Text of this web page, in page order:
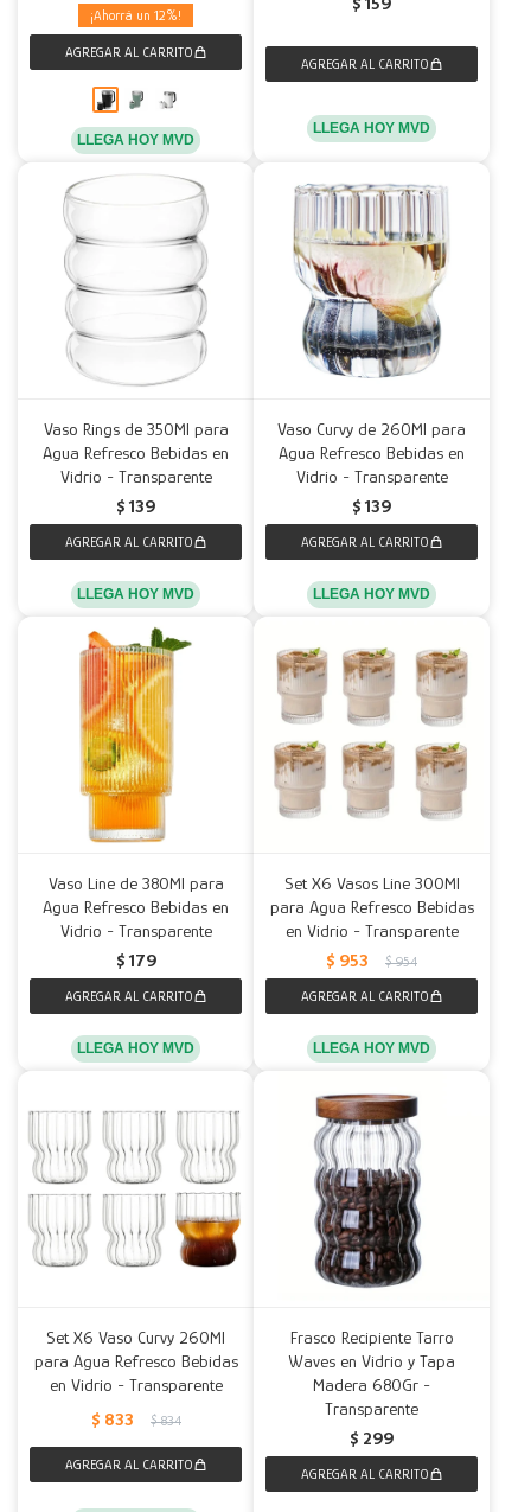
12
LLEGA HOY MVD
LLEGA HOY MVD
Vaso Rings de 350Ml para
Agua Refresco Bebidas en
Vidrio - Transparente
$ 139
LLEGA HOY MVD
Vaso Curvy de 260Ml para
Agua Refresco Bebidas en
Vidrio - Transparente
$ 139
LLEGA HOY MVD
Vaso Line de 380Ml para
Agua Refresco Bebidas en
Vidrio - Transparente
$ 179
LLEGA HOY MVD
Set X6 Vasos Line 300Ml
para Agua Refresco Bebidas
en Vidrio - Transparente
$ 953 $ 954
LLEGA HOY MVD
Set X6 Vaso Curvy 260Ml
para Agua Refresco Bebidas
en Vidrio - Transparente
$ 833 $ 834
Frasco Recipiente Tarro
Waves en Vidrio y Tapa
Madera 680Gr -
Transparente
$ 299